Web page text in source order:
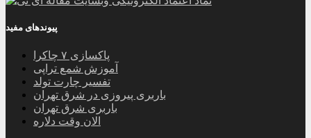
پیوندهای مفید
پاکسازی ۷ چاکرا
آموزش شمع تراپی
تفسیر چارت تولد
باربری پیروزی در شرق تهران
باربری شرق تهران
الان وقت دلاره